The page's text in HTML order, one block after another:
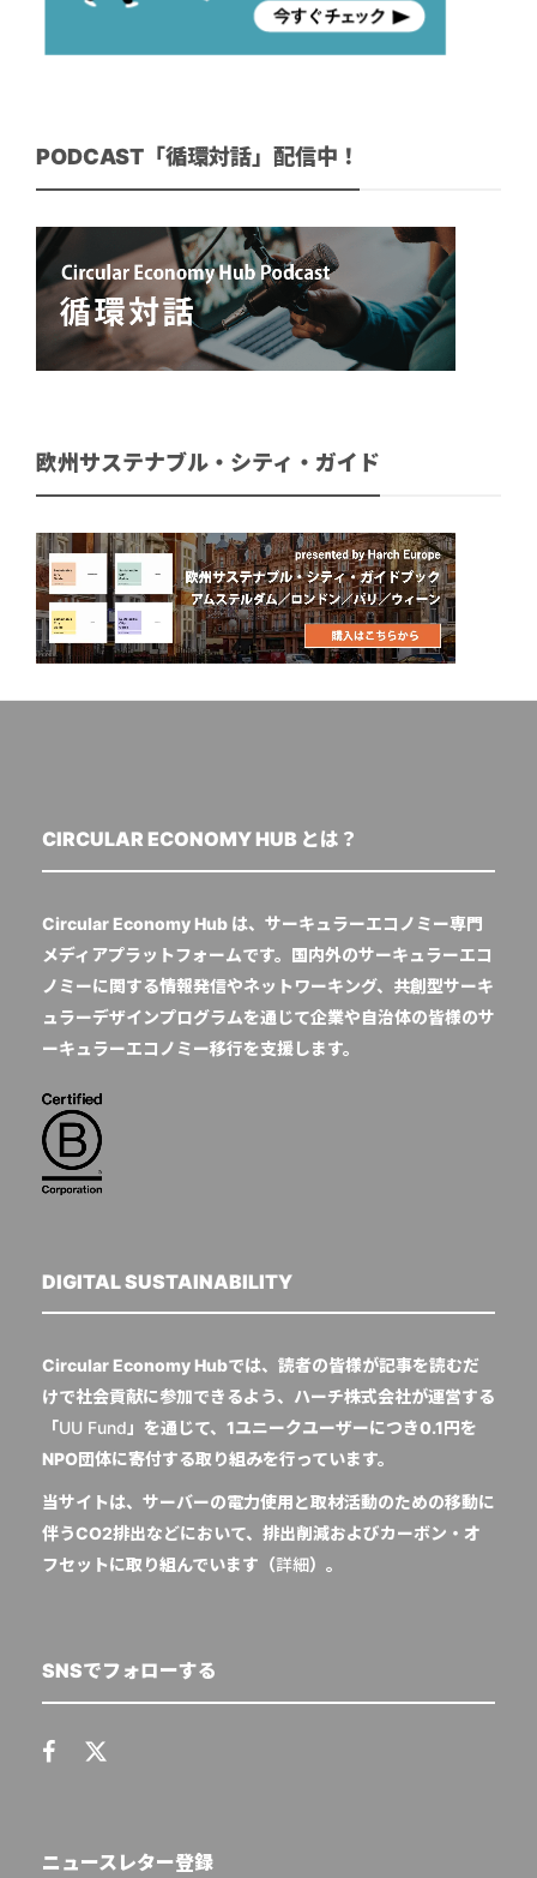
PODCAST「循環対話」配信中！
欧州サステナブル・シティ・ガイド
CIRCULAR ECONOMY HUB とは？
Circular Economy Hub は、サーキュラーエコノミー専門
メディアプラットフォームです。国内外のサーキュラーエコ
ノミーに関する情報発信やネットワーキング、共創型サーキ
ュラーデザインプログラムを通じて企業や自治体の皆様のサ
ーキュラーエコノミー移行を支援します。
DIGITAL SUSTAINABILITY
Circular Economy Hubでは、読者の皆様が記事を読むだ
けで社会貢献に参加できるよう、ハーチ株式会社が運営する
「UU Fund 」を通じて、1ユニークユーザーにつき0.1円を
NPO団体に寄付する取り組みを行っています。
当サイトは、サーバーの電力使用と取材活動のための移動に
伴うCO2排出などにおいて、排出削減およびカーボン・オ
フセットに取り組んでいます（詳細）。
SNSでフォローする
ニュースレター登録